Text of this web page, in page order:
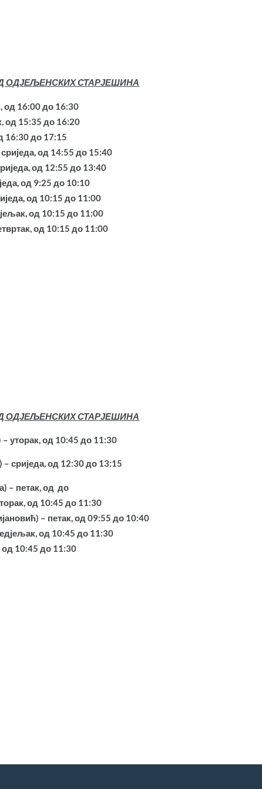
ОДЈЕЉЕНСКИХ СТАРЈЕШИНА
од 16:00 до 16:30
од 15:35 до 16:20
16:30 до 17:15
од 14:55 до 15:40
од 12:55 до 13:40
од 9:25 до 10:10
од 10:15 до 11:00
од 10:15 до 11:00
од 10:15 до 11:00
ОДЈЕЉЕНСКИХ СТАРЈЕШИНА
уторак, од 10:45 до 11:30
сриједа, од 12:30 до 13:15
– петак, од до
од 10:45 до 11:30
– петак, од 09:55 до 10:40
од 10:45 до 11:30
од 10:45 до 11:30